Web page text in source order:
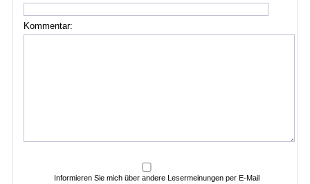
Kommentar:
Informieren Sie mich über andere Lesermeinungen per E-Mail